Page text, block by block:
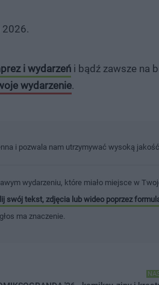
2026.
i wydarzeń i bądź zawsze na
wydarzenie.
i pozwala nam utrzymywać wysoką
wydarzeniu, które miało miejsce w
swój tekst, zdjęcia lub wideo poprzez
ma znaczenie.